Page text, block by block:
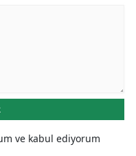
ve kabul ediyorum